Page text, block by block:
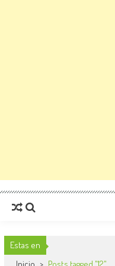
Estas en